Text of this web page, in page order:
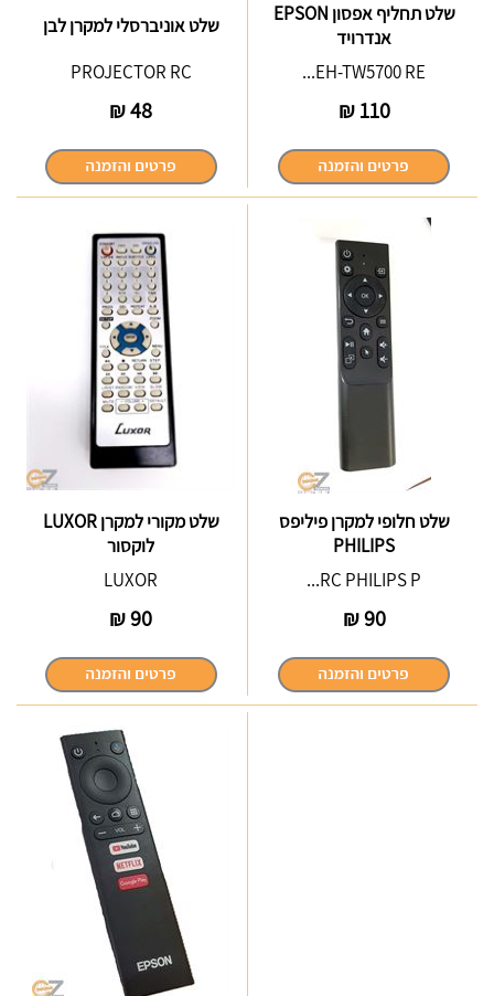
שלט תחליף אפסון EPSON
אנדרויד
EH-TW5700 RE...
110
₪
שלט אוניברסלי למקרן לבן
PROJECTOR RC
48
₪
שלט חלופי למקרן פיליפס
PHILIPS
RC PHILIPS P...
90
₪
שלט מקורי למקרן LUXOR
לוקסור
LUXOR
90
₪